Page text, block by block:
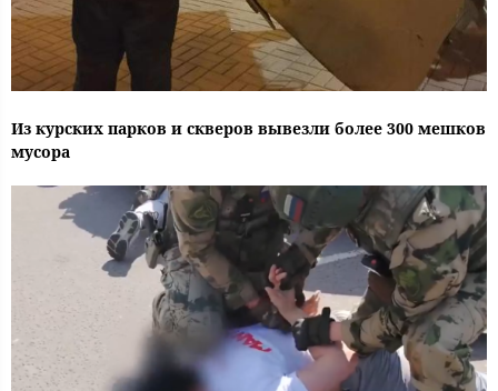
Из курских парков и скверов вывезли более 300 мешков
мусора